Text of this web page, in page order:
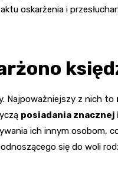
oskarżenia i
Najpoważniejszy z nich to
posiadania
ich innym osobom,
się do woli